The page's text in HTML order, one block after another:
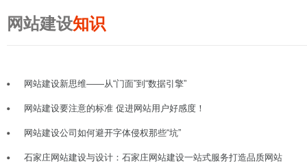
网站建设知识
网站建设新思维——从“门面”到“数据引擎”
网站建设要注意的标准 促进网站用户好感度！
网站建设公司如何避开字体侵权那些“坑”
石家庄网站建设与设计：石家庄网站建设一站式服务打造品质网站